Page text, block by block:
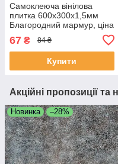
Самоклеюча вінілова
плитка 600х300х1,5мм
Благородний мармур, ціна
Глянець SW-00000291
67 ₴ 84 ₴
Купити
Акційні пропозиції та
Новинка –28%